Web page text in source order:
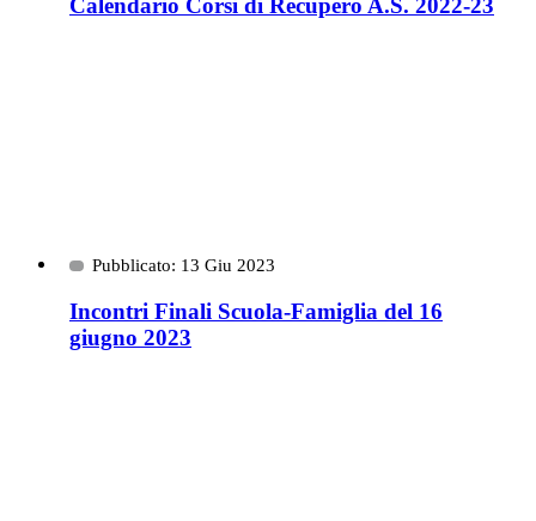
Calendario Corsi di Recupero A.S. 2022-23
Pubblicato: 13 Giu 2023
Incontri Finali Scuola-Famiglia del 16
giugno 2023